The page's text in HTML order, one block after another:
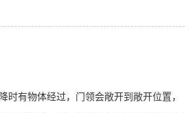
有物体经过，门领会敞开到敞开位置，